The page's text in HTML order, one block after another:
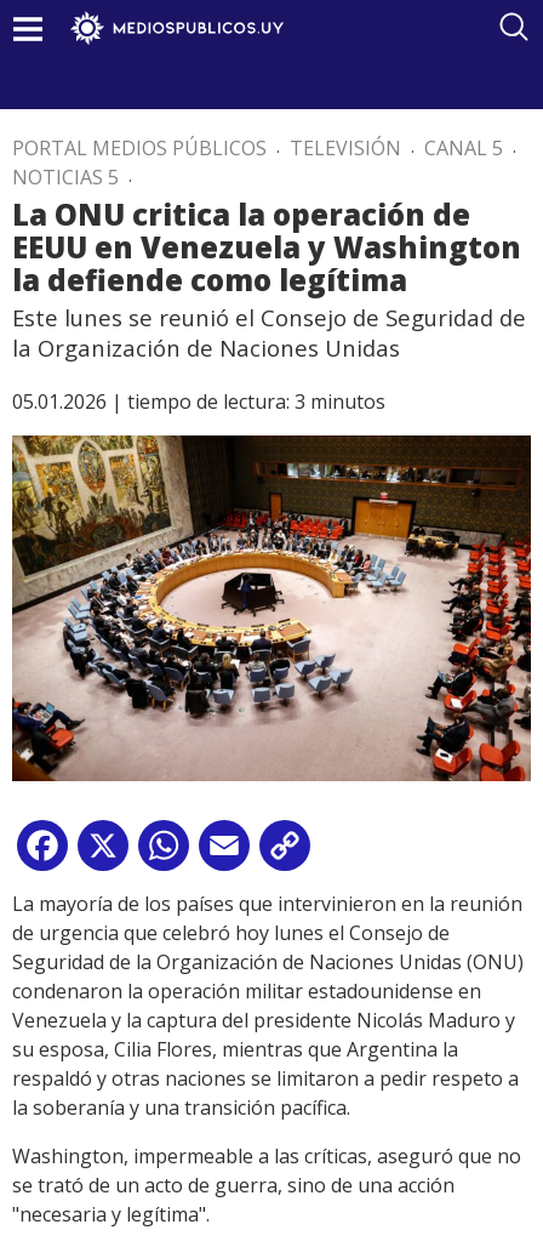
PORTAL MEDIOS PÚBLICOS . TELEVISIÓN . CANAL 5 .
NOTICIAS 5 .
La ONU critica la operación de
EEUU en Venezuela y Washington
la defiende como legítima
Este lunes se reunió el Consejo de Seguridad de
la Organización de Naciones Unidas
05.01.2026 | tiempo de lectura: 3 minutos
Facebook
X WhatsApp
Email
Link
La mayoría de los países que intervinieron en la reunión
de urgencia que celebró hoy lunes el Consejo de
Seguridad de la Organización de Naciones Unidas (ONU)
condenaron la operación militar estadounidense en
Venezuela y la captura del presidente Nicolás Maduro y
su esposa, Cilia Flores, mientras que Argentina la
respaldó y otras naciones se limitaron a pedir respeto a
la soberanía y una transición pacífica.
Washington, impermeable a las críticas, aseguró que no
se trató de un acto de guerra, sino de una acción
"necesaria y legítima".